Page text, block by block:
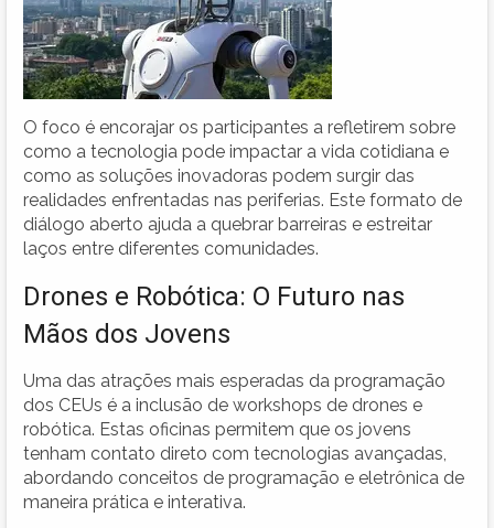
O foco é encorajar os participantes a refletirem sobre
como a tecnologia pode impactar a vida cotidiana e
como as soluções inovadoras podem surgir das
realidades enfrentadas nas periferias. Este formato de
diálogo aberto ajuda a quebrar barreiras e estreitar
laços entre diferentes comunidades.
Drones e Robótica: O Futuro nas
Mãos dos Jovens
Uma das atrações mais esperadas da programação
dos CEUs é a inclusão de workshops de drones e
robótica. Estas oficinas permitem que os jovens
tenham contato direto com tecnologias avançadas,
abordando conceitos de programação e eletrônica de
maneira prática e interativa.